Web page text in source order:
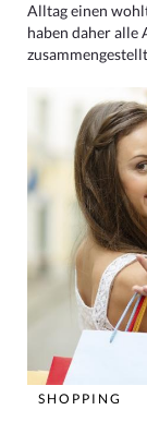
Alltag einen
haben daher alle
SHOPPING